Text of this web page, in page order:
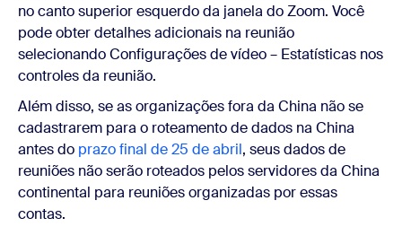
no canto superior esquerdo da janela do Zoom. Você
pode obter detalhes adicionais na reunião
selecionando Configurações de vídeo – Estatísticas nos
controles da reunião.
Além disso, se as organizações fora da China não se
cadastrarem para o roteamento de dados na China
antes do prazo final de 25 de abril, seus dados de
reuniões não serão roteados pelosservidores da China
continental para reuniões organizadas por essas
contas.